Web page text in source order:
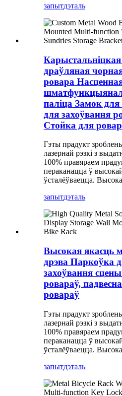
запытдэталь
драўляная
ровара
паліца Замок
для захоўвання
Стойка для
Гэты прадукт
лазернай рэзкі з
100% правяраем
пераканацца ў
ўсталёўваецца.
запытдэталь
Высокая якасць
дрэва Паркоўка
захоўвання
ровараў,
ровараў
Гэты прадукт
лазернай рэзкі з
100% правяраем
пераканацца ў
ўсталёўваецца.
запытдэталь